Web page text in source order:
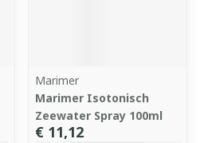
Marimer
Marimer Isotonisch
Zeewater Spray 100ml
€ 11,12